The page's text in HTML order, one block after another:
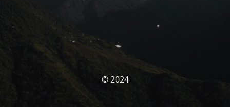
© 2024